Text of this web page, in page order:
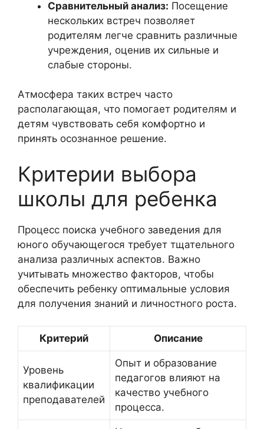
Сравнительный анализ: Посещение
нескольких встреч позволяет
родителям легче сравнить различные
учреждения, оценив их сильные и
слабые стороны.
Атмосфера таких встреч часто
располагающая, что помогает родителям и
детям чувствовать себя комфортно и
принять осознанное решение.
Критерии выбора
школы для ребенка
Процесс поиска учебного заведения для
юного обучающегося требует тщательного
анализа различных аспектов. Важно
учитывать множество факторов, чтобы
обеспечить ребенку оптимальные условия
для получения знаний и личностного роста.
Критерий Описание
Уровень
квалификации
преподавателей
Опыт и образование
педагогов влияют на
качество учебного
процесса.